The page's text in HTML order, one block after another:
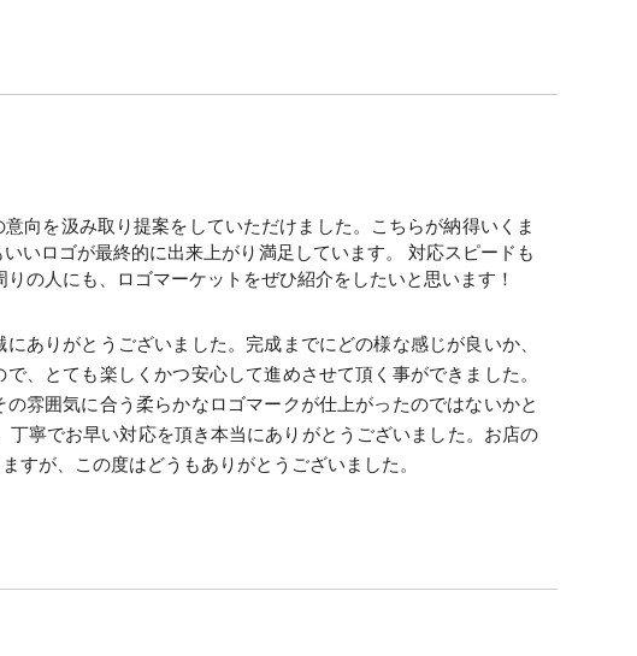
向を汲み取り提案をしていただけました。こちらが納得いくま
いロゴが最終的に出来上がり満足しています。 対応スピードも
の人にも、ロゴマーケットをぜひ紹介をしたいと思います！
ありがとうございました。完成までにどの様な感じが良いか、
、とても楽しくかつ安心して進めさせて頂く事ができました。
雰囲気に合う柔らかなロゴマークが仕上がったのではないかと
寧でお早い対応を頂き本当にありがとうございました。お店の
が、この度はどうもありがとうございました。